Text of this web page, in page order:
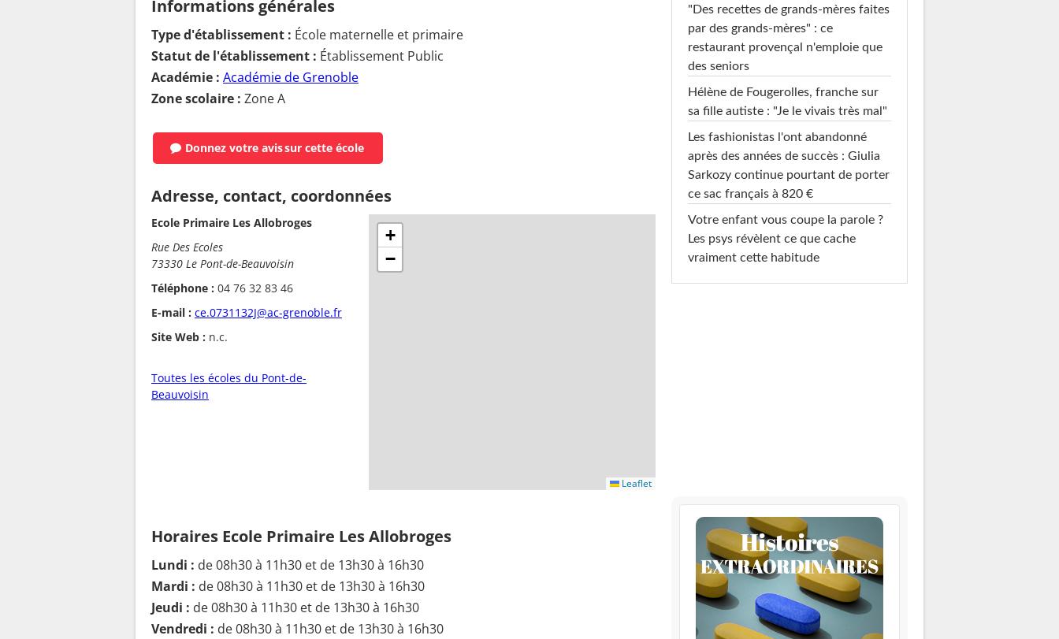
Informations générales
Type d'établissement : École maternelle et primaire
Statut de l'établissement : Établissement Public
Académie : Académie de Grenoble
Zone scolaire : Zone A
Donnez votre avissur cette école
Adresse, contact, coordonnées
Ecole Primaire Les Allobroges
Rue Des Ecoles
73330 Le Pont-de-Beauvoisin
Téléphone : 04 76 32 83 46
E-mail : ce.0731132J@ac-grenoble.fr
Site Web : n.c.
Toutes les écoles du Pont-de-
Beauvoisin
+
−
Leaflet
Horaires Ecole Primaire Les Allobroges
Lundi : de 08h30 à 11h30 et de 13h30 à 16h30
Mardi : de 08h30 à 11h30 et de 13h30 à 16h30
Jeudi : de 08h30 à 11h30 et de 13h30 à 16h30
Vendredi : de 08h30 à 11h30 et de 13h30 à 16h30
"Des recettes de grands-mères faites
par des grands-mères" : ce
restaurant provençal n'emploie que
des seniors
Hélène de Fougerolles, franche sur
sa fille autiste : "Je le vivais très mal"
Les fashionistas l'ont abandonné
après des années de succès : Giulia
Sarkozy continue pourtant de porter
ce sac français à 820 €
Votre enfant vous coupe la parole ?
Les psys révèlent ce que cache
vraiment cette habitude